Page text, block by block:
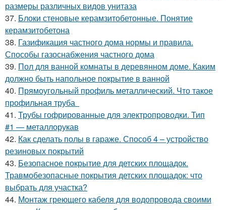
размеры различных видов унитаза
37. Блоки стеновые керамзитобетонные. Понятие
керамзитобетона
38. Газификация частного дома нормы и правила.
Способы газоснабжения частного дома
39. Пол для ванной комнаты в деревянном доме. Каким
должно быть напольное покрытие в ванной
40. Прямоугольный профиль металлический. Что такое
профильная труба
41. Трубы гофрированные для электропроводки. Тип
#1 — металлорукав
42. Как сделать полы в гараже. Способ 4 – устройство
резиновых покрытий
43. Безопасное покрытие для детских площадок.
Травмобезопасные покрытия детских площадок: что
выбрать для участка?
44. Монтаж греющего кабеля для водопровода своими